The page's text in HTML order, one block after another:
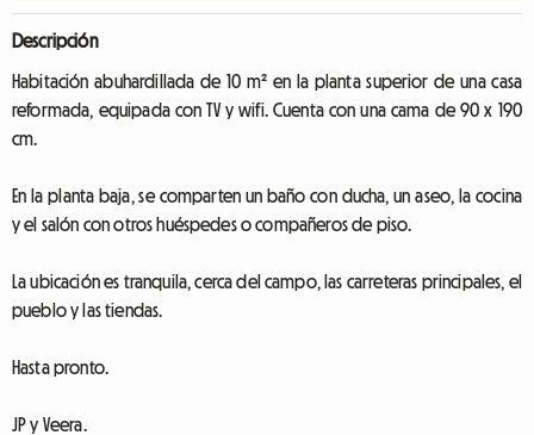
Descripción
Habitación abuhardillada de 10 m² en la planta superior de una casa
reformada, equipada con TV y wifi. Cuenta con una cama de 90 x 190
cm.
En la planta baja, se comparten un baño con ducha, un aseo, la cocina
y el salón con otros huéspedes o compañeros de piso.
La ubicación es tranquila, cerca del campo, las carreteras principales, el
pueblo y las tiendas.
Hasta pronto.
JP y Veera.